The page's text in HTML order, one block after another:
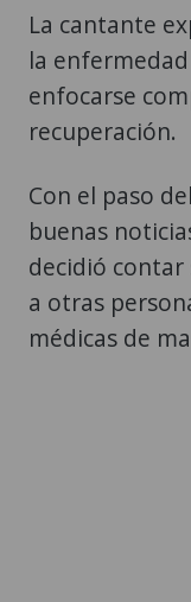
La cantante
la
enfocarse
recuperación.
Con el paso
buenas
decidió
a otras
médicas de